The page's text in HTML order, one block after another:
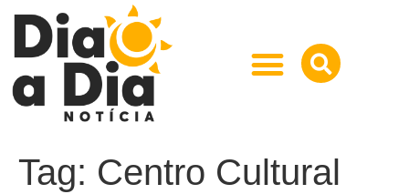
Tag: Centro Cultural